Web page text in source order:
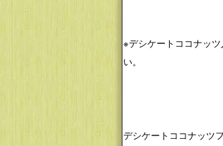
※デシケートココナッ
い。
デシケートココナッツ